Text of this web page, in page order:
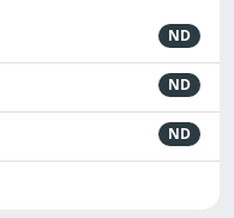
ND
ND
ND